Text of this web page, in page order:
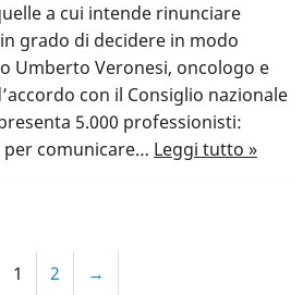
a cui intende rinunciare
grado di decidere in modo
Umberto Veronesi, oncologo e
con il Consiglio nazionale
5.000 professionisti:
per comunicare… Leggi tutto »
1 2 →